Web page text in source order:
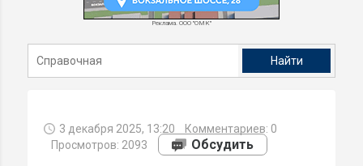
Реклама. ООО "ОМК"
3 декабря 2025, 13:20 Комментариев: 0
Просмотров: 2093
Обсудить